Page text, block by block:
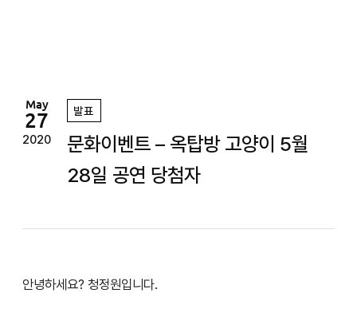
May
27
2020
발표
문화이벤트 – 옥탑방 고양이 5월
28일 공연 당첨자
안녕하세요? 청정원입니다.